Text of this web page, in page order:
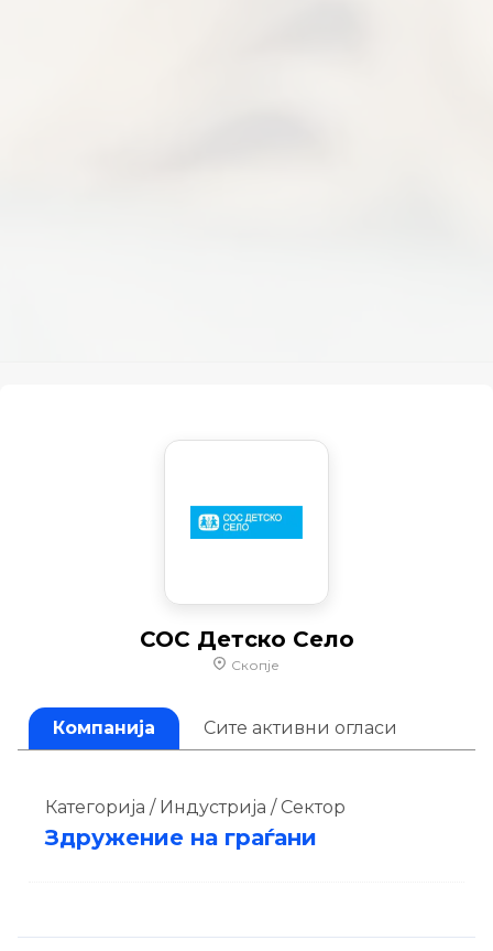
СОС Детско Село
Скопје
Компанија Сите активни огласи
Категорија / Индустрија / Сектор
Здружение на граѓани